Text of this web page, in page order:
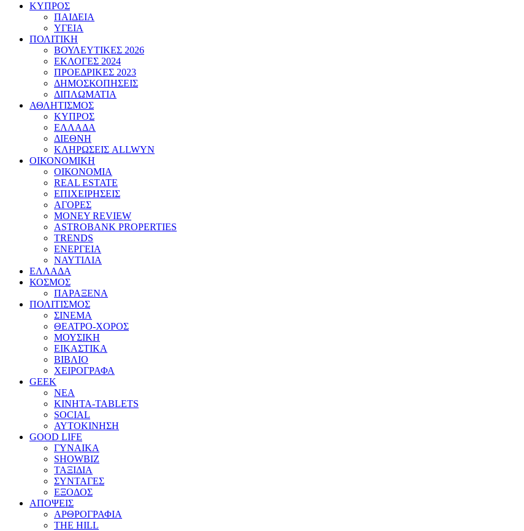
ΚΥΠΡΟΣ
ΠΑΙΔΕΙΑ
ΥΓΕΙΑ
ΠΟΛΙΤΙΚΗ
ΒΟΥΛΕΥΤΙΚΕΣ 2026
ΕΚΛΟΓΕΣ 2024
ΠΡΟΕΔΡΙΚΕΣ 2023
ΔΗΜΟΣΚΟΠΗΣΕΙΣ
ΔΙΠΛΩΜΑΤΙΑ
ΑΘΛΗΤΙΣΜΟΣ
ΚΥΠΡΟΣ
ΕΛΛΑΔΑ
ΔΙΕΘΝΗ
ΚΛΗΡΩΣΕΙΣ ALLWYN
ΟΙΚΟΝΟΜΙΚΗ
ΟΙΚΟΝΟΜΙΑ
REAL ESTATE
ΕΠΙΧΕΙΡΗΣΕΙΣ
ΑΓΟΡΕΣ
MONEY REVIEW
ASTROBANK PROPERTIES
TRENDS
ΕΝΕΡΓΕΙΑ
ΝΑΥΤΙΛΙΑ
ΕΛΛΑΔΑ
ΚΟΣΜΟΣ
ΠΑΡΑΞΕΝΑ
ΠΟΛΙΤΙΣΜΟΣ
ΣΙΝΕΜΑ
ΘΕΑΤΡΟ-ΧΟΡΟΣ
ΜΟΥΣΙΚΗ
ΕΙΚΑΣΤΙΚΑ
ΒΙΒΛΙΟ
ΧΕΙΡΟΓΡΑΦΑ
GEEK
ΝΕΑ
ΚΙΝΗΤΑ-TABLETS
SOCIAL
ΑΥΤΟΚΙΝΗΣΗ
GOOD LIFE
ΓΥΝΑΙΚΑ
SHOWBIZ
ΤΑΞΙΔΙΑ
ΣΥΝΤΑΓΕΣ
ΕΞΟΔΟΣ
ΑΠΟΨΕΙΣ
ΑΡΘΡΟΓΡΑΦΙΑ
THE HILL